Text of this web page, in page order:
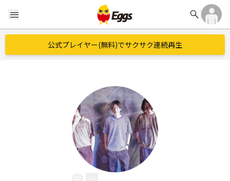
menu search
公式プレイヤー(無料)でサクサク連続再生